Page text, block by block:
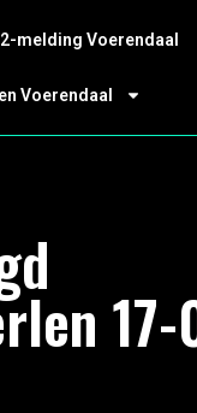
melding Voerendaal
Voerendaal